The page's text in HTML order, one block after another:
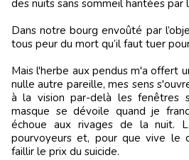
des nuits sans sommeil hantées par
Dans notre bourg envoûté par
tous peur du mort qu’il faut tuer
Mais l'herbe aux pendus m'a offert
nulle autre pareille, mes sens
à la vision par-delà les fenêtres
masque se dévoile quand je
échoue aux rivages de la nuit.
pourvoyeurs et, pour que vive le
faillir le prix du suicide.